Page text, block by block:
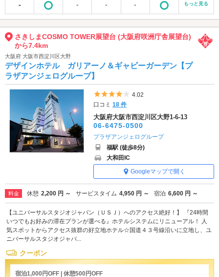
-
-
-
-
もっと見る
さきしまCOSMO TOWER展望台 (大阪府咲洲庁舎展望台)
から7.4km
大阪府 大阪市西淀川区大野
デザインホテル ガリアーノ＆ギャビーガーデン【プ
ラザアンジェログループ】
5つ星のうち4
4.02
口コミ18 件
大阪府大阪市西淀川区大野1-6-13
06-6475-0500
プラザアンジェログループ
福駅 (徒歩8分)
大和田IC
Googleマップで開く
料金 休憩 2,200 円 ～ サービスタイム 4,950 円 ～ 宿泊 6,600 円 ～
【ユニバーサルスタジオジャパン（ＵＳＪ）へのアクセス絶好！】 『24時間
いつでもお好みの滞在プランが選べる』ホテルシステムにリニューアル！ 人
気スポットからアクセス抜群の好立地ホテル☆国道４３号線沿いに立地し、ユ
ニバーサルスタジオジャパ...
クーポン
宿泊1,000円OFF | 休憩500円OFF